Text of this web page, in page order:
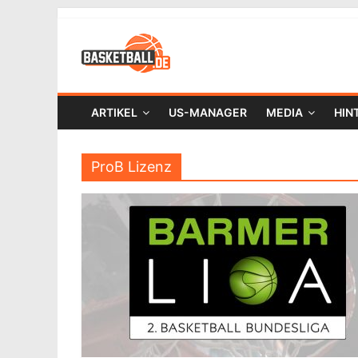
ARTIKEL US-MANAGER MEDIA
ProB Lizenz